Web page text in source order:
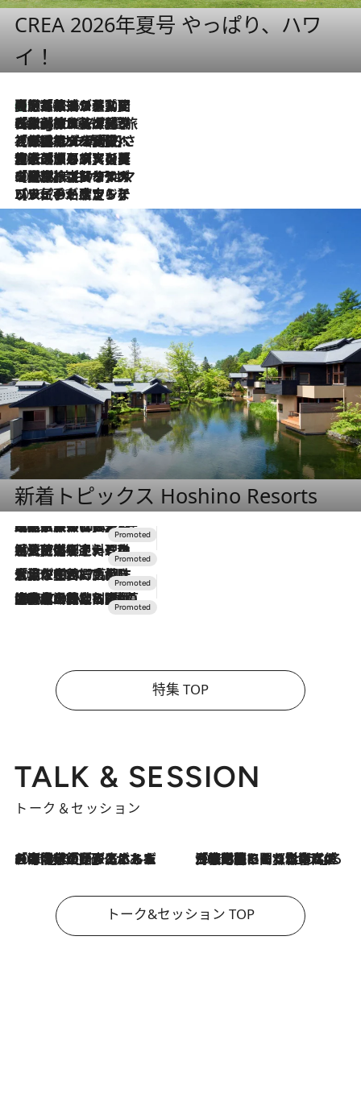
CREA 2026年夏号 やっぱり、ハワ
イ！
2026.8.5
【厳選旅コスメ】国内をあちこち移動する河井菜摘が選んだ夏旅ベストコスメ発表！「リラックスアイテムはマスト」【Mサイズジップ】
2026.8.4
【厳選旅コスメ】「紫外線＆乾燥対策しながらメイク感も！」ヘア＆メイクGeorgeが選んだ夏旅ベストコスメを発表！【Mサイズジップ】
2026.8.3
【厳選旅コスメ】「保湿もタイパ重視！」“サウナ好き”タレント清水みさとが愛用する夏旅ベストコスメを発表！【Mサイズジップ】
2026.8.2
【厳選旅コスメ】美容家・瀬戸麻実の夏旅ベストコスメを発表！「ストレスなく使えるクレンジング＆洗顔は必須」【Mサイズジップ】
2026.8.1
【厳選旅コスメ】「UV＆美白ケアはマスト！」フリーアナウンサー宇賀なつみの夏旅ベストコスメを発表！【Mサイズジップ】
2026.7.23
【リピート確定！】ハワイの名店ランチプレートとサンドイッチ、手が止まらない人気ドーナツ
新着トピックス Hoshino Resorts
2026.7.31
【ホテル帰省】という選択肢をOMOが提案。家族とほどよい距離を保つには「昼は実家、夜は気兼ねなくホテルで！」
2026.7.24
【夏限定ディナーコース】旬を迎える稚鮎や花ズッキーニなどをイタリア・トスカーナの郷土料理の手法で満喫！
2026.7.17
「土佐和ハーブかき氷」がOMO7高知に登場！生姜、山椒、大葉など目にも舌にも涼を呼ぶ郷土の味
2026.7.10
NEW OPEN！【界 草津】名湯の地に誕生。趣の異なる2種の温泉と上州ならではの会席・蕎麦割烹など美食を味わう究極の癒やし旅
特集 TOP
TALK & SESSION
トーク＆セッション
2026.8.3
「今後値上げがあるとすれば…」「リスクがあるのは今年の冬」エネルギー専門家が語る、ホルムズ海峡封鎖が家庭にもたらす“ある心配” 2026.8.3
「住宅建てられない…」「サーチャージ料の高値が続いている」ホルムズ海峡封鎖による影響はいつまで続く？《エネルギー専門家に聞く“どうなる日本の暮らし”》
トーク&セッション TOP